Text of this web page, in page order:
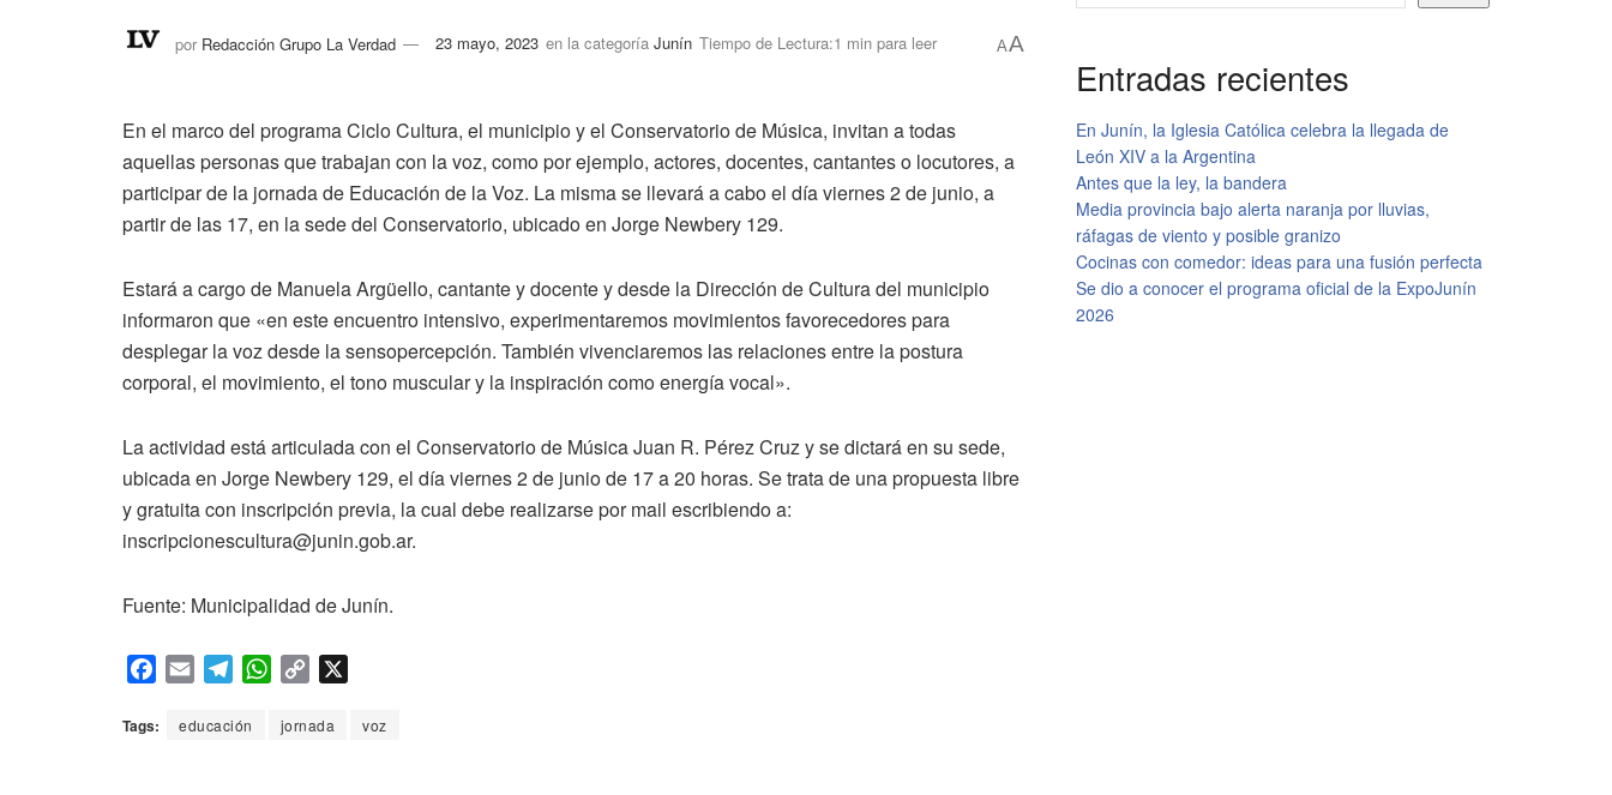
por Redacción Grupo La Verdad 23 mayo, 2023 en la categoría Junín Tiempo de Lectura:1 min para leer AA
En el marco del programa Ciclo Cultura, el municipio y el Conservatorio de Música, invitan a todas
aquellas personas que trabajan con la voz, como por ejemplo, actores, docentes, cantantes o locutores, a
participar de la jornada de Educación de la Voz. La misma se llevará a cabo el día viernes 2 de junio, a
partir de las 17, en la sede del Conservatorio, ubicado en Jorge Newbery 129.
Estará a cargo de Manuela Argüello, cantante y docente y desde la Dirección de Cultura del municipio
informaron que «en este encuentro intensivo, experimentaremos movimientos favorecedores para
desplegar la voz desde la sensopercepción. También vivenciaremos las relaciones entre la postura
corporal, el movimiento, el tono muscular y la inspiración como energía vocal».
La actividad está articulada con el Conservatorio de Música Juan R. Pérez Cruz y se dictará en su sede,
ubicada en Jorge Newbery 129, el día viernes 2 de junio de 17 a 20 horas. Se trata de una propuesta libre
y gratuita con inscripción previa, la cual debe realizarse por mail escribiendo a:
inscripcionescultura@junin.gob.ar.
Fuente: Municipalidad de Junín.
c
a
l
W
a
p
Tags: educación jornada voz
Entradas recientes
En Junín, la Iglesia Católica celebra la llegada de
León XIV a la Argentina
Antes que la ley, la bandera
Media provincia bajo alerta naranja por lluvias,
ráfagas de viento y posible granizo
Cocinas con comedor: ideas para una fusión perfecta
Se dio a conocer el programa oficial de la ExpoJunín
2026